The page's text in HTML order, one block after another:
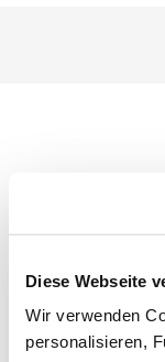
Diese Webseite
Wir verwenden
personalisieren,
Tel.:
+49 89